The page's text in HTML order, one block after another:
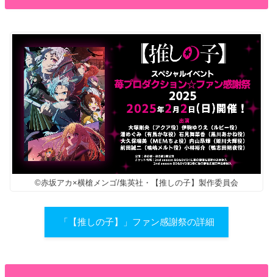
©赤坂アカ×横槍メンゴ/集英社・【推しの子】製作委員会
「【推しの子】」ファン感謝祭の詳細